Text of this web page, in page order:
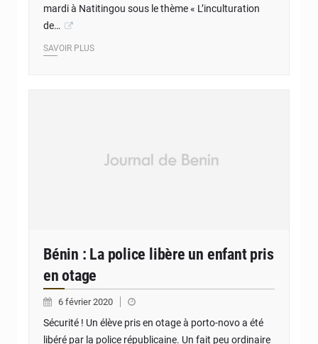
mardi à Natitingou sous le thème « L’inculturation
de…
SAVOIR PLUS
Bénin : La police libère un enfant pris
en otage
6 février 2020
Sécurité ! Un élève pris en otage à porto-novo a été
libéré par la police républicaine. Un fait peu ordinaire